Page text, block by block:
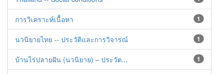
1
การวิเคราะห์เนื้อหา
1
นวนิยายไทย -- ประวัติและการวิจารณ์
1
บ้านไร่ปลายฝัน (นวนิยาย) – ประวัต...